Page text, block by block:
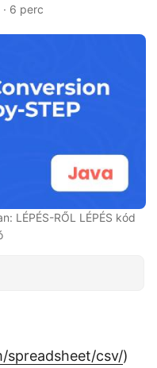
6 perc
LÉPÉS-RŐL LÉPÉS kód
csv/)